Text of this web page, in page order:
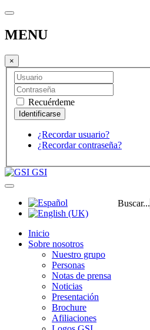
MENU
×
Recuérdeme
¿Recordar usuario?
¿Recordar contraseña?
GSI
Buscar...
Inicio
Sobre nosotros
Nuestro grupo
Personas
Notas de prensa
Noticias
Presentación
Brochure
Afiliaciones